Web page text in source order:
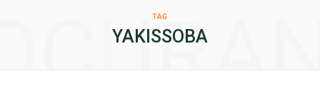
TAG
YAKISSOBA